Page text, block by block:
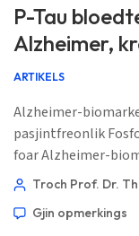
P-Tau
Alzheimer,
ARTIKELS
Alzheimer-
pasjintfreonlik
foar Alzheimer-
thúsdiagnoaze. It
krekte assay dy't
Troch Prof. Dr.
Gjin opmerkings